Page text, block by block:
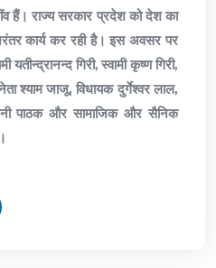
हैं। राज्य सरकार प्रदेश को देश का
कार्य कर रही है। इस अवसर पर
यतीन्द्रानन्द गिरी, स्वामी कृष्ण गिरी,
श्याम जाजू, विधायक दुर्गेश्वर लाल,
पाठक और सामाजिक और सैनिक